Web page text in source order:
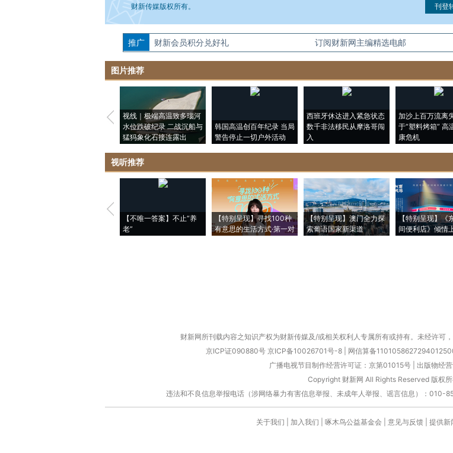
财新传媒版权所有。
如需刊登转载请点击右侧按钮，提交相关信息。经确认即可刊登转载。
推广 财新会员积分兑好礼 订阅财新网主编精选电邮
图片推荐
视线｜极端高温致多瑙河
水位跌破纪录 二战沉船与
猛犸象化石接连露出
韩国高温创百年纪录 当局
警告停止一切户外活动
西班牙休达进入紧急状态
数千非法移民从摩洛哥闯
入
加沙上百万流离
于“塑料烤箱” 高
康危机
视听推荐
【不唯一答案】不止“养
老”
【特别呈现】寻找100种
有意思的生活方式·第一对
【特别呈现】澳门全力探
索葡语国家新渠道
【特别呈现】《
间便利店》倾情
财新网所刊载内容之知识产权为财新传媒及/或相关权利人专属所有或持有。未经许可
京ICP证090880号 京ICP备10026701号-8 网信算备
广播电视节目制作经营许可证：京第01015号| 出版物经
Copyright 财新网 All Rights Reserved 版权
违法和不良信息举报电话（涉网络暴力有害信息举报、未成年人举报、谣言信息）：
关于我们 加入我们 啄木鸟公益基金会 意见与反馈 提供新